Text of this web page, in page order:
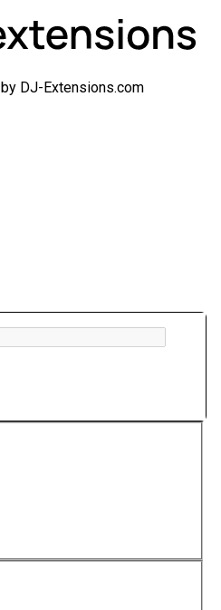
by DJ-Extensions.com